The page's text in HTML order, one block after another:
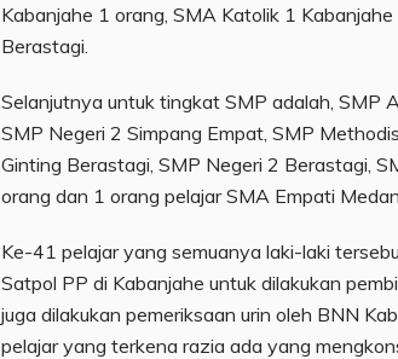
Kabanjahe 1 orang, SMA Katolik 1
Berastagi.
Selanjutnya untuk tingkat SMP adalah, SMP
SMP Negeri 2 Simpang Empat, SMP
Ginting Berastagi, SMP Negeri 2 Berastagi,
orang dan 1 orang pelajar SMA Empati Medan.
Ke-41 pelajar yang semuanya laki-laki
Satpol PP di Kabanjahe untuk dilakukan
juga dilakukan pemeriksaan urin oleh BNN
pelajar yang terkena razia ada yang